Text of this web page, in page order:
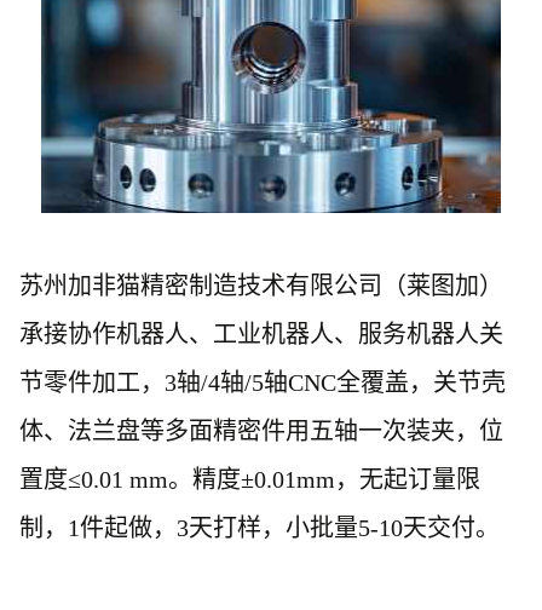
苏州加非猫精密制造技术有限公司（莱图加）
承接协作机器人、工业机器人、服务机器人关
节零件加工， 3轴/4轴/5轴CNC全覆盖，关节壳
体、法兰盘等多面精密件用五轴一次装夹，位
置度≤0.01 mm。精度±0.01mm ， 无起订量限
制， 1件起做，3天打样，小批量5-10天交付。